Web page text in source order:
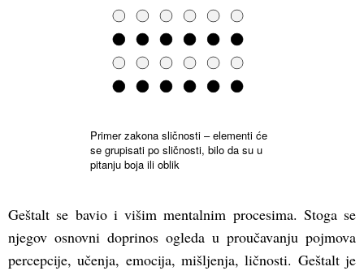
Primer zakona sličnosti – elementi će
se grupisati po sličnosti, bilo da su u
pitanju boja ili oblik
Geštalt se bavio i višim mentalnim procesima. Stoga se
njegov osnovni doprinos ogleda u proučavanju pojmova
percepcije, učenja, emocija, mišljenja, ličnosti. Geštalt je